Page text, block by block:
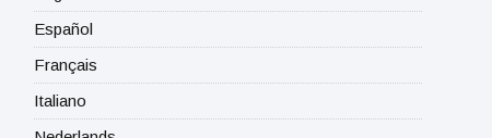
Español
Français
Italiano